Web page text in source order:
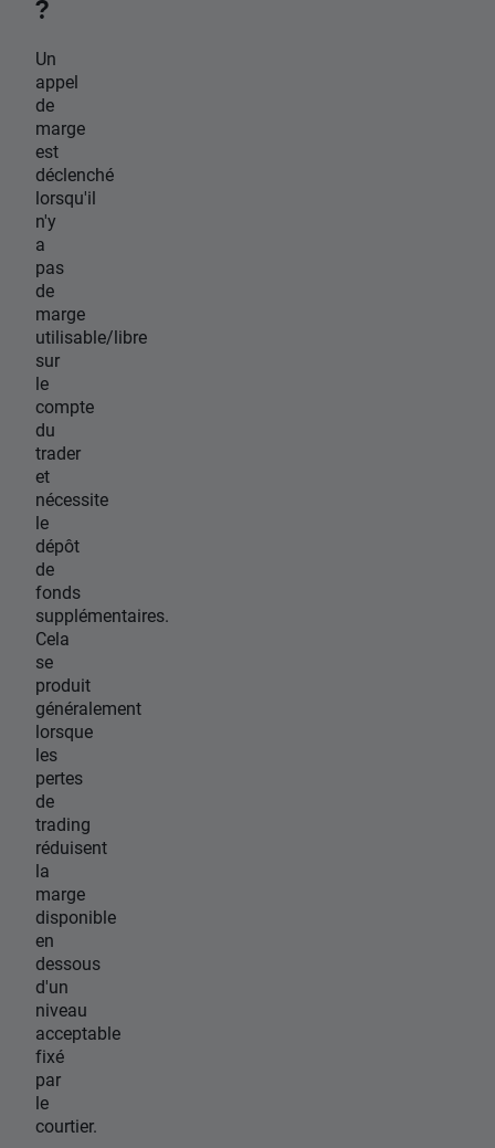
?
Un
appel
de
marge
est
déclenché
lorsqu'il
n'y
a
pas
de
marge
utilisable/libre
sur
le
compte
du
trader
et
nécessite
le
dépôt
de
fonds
supplémentaires.
Cela
se
produit
généralement
lorsque
les
pertes
de
trading
réduisent
la
marge
disponible
en
dessous
d'un
niveau
acceptable
fixé
par
le
courtier.